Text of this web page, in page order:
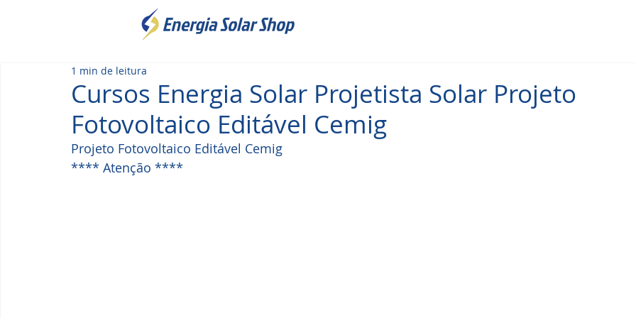
Cursos Energia Solar Projetista Solar Projeto
Fotovoltaico Editável Cemig
1 min de leitura
Projeto Fotovoltaico Editável Cemig
**** Atenção ****